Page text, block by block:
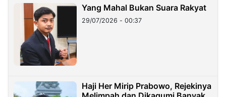
Yang Mahal Bukan Suara Rakyat
29/07/2026 - 00:37
Haji Her Mirip Prabowo, Rejekinya